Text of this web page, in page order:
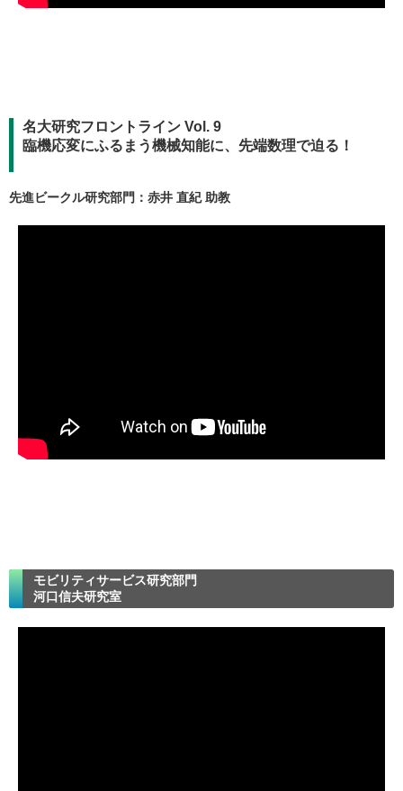
名大研究フロントライン Vol. 9
臨機応変にふるまう機械知能に、先端数理で迫る！
先進ビークル研究部門：赤井 直紀 助教
モビリティサービス研究部門
河口信夫研究室